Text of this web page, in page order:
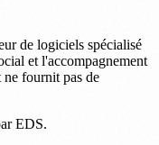
de logiciels spécialisé
et l'accompagnement
fournit pas de
EDS.